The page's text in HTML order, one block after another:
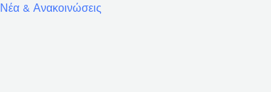
Νέα & Ανακοινώσεις